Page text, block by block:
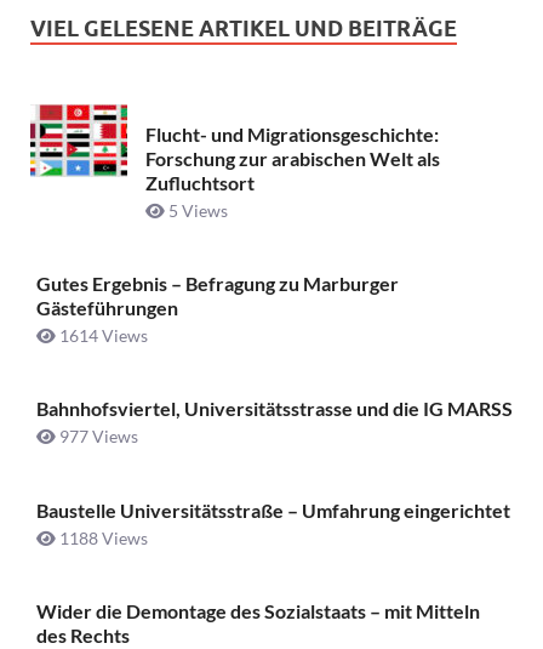
VIEL GELESENE ARTIKEL UND BEITRÄGE
Flucht- und Migrationsgeschichte:
Forschung zur arabischen Welt als
Zufluchtsort
5 Views
Gutes Ergebnis – Befragung zu Marburger
Gästeführungen
1614 Views
Bahnhofsviertel, Universitätsstrasse und die IG MARSS
977 Views
Baustelle Universitätsstraße ­– Umfahrung eingerichtet
1188 Views
Wider die Demontage des Sozialstaats – mit Mitteln
des Rechts